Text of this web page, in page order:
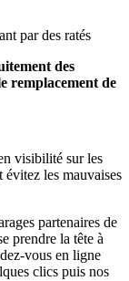
par des ratés
des
remplacement de
visibilité sur les
les mauvaises
partenaires de
prendre la tête à
vous en ligne
clics puis nos